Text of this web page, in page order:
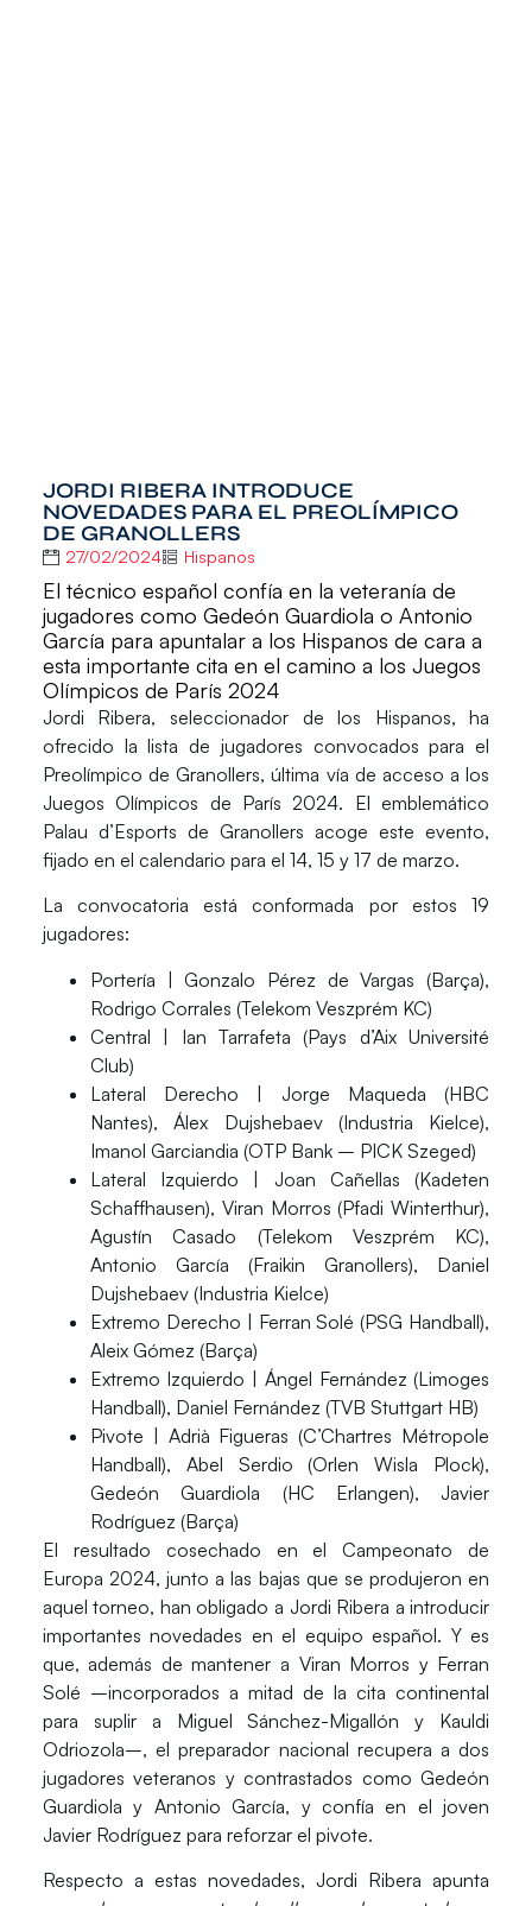
JORDI RIBERA INTRODUCE
NOVEDADES PARA EL PREOLÍMPICO
DE GRANOLLERS
27/02/2024 Hispanos
El técnico español confía en la veteranía de
jugadores como Gedeón Guardiola o Antonio
García para apuntalar a los Hispanos de cara a
esta importante cita en el camino a los Juegos
Olímpicos de París 2024
Jordi Ribera, seleccionador de los Hispanos, ha
ofrecido la lista de jugadores convocados para el
Preolímpico de Granollers, última vía de acceso a los
Juegos Olímpicos de París 2024. El emblemático
Palau d’Esports de Granollers acoge este evento,
fijado en el calendario para el 14, 15 y 17 de marzo.
La convocatoria está conformada por estos 19
jugadores:
Portería |Gonzalo Pérez de Vargas (Barça),
Rodrigo Corrales (Telekom Veszprém KC)
Central | Ian Tarrafeta (Pays d’Aix Université
Club)
Lateral Derecho | Jorge Maqueda (HBC
Nantes),Álex Dujshebaev(Industria Kielce),
Imanol Garciandia (OTP Bank – PICK Szeged)
Lateral Izquierdo | Joan Cañellas (Kadeten
Schaffhausen), Viran Morros (Pfadi Winterthur),
Agustín Casado (Telekom Veszprém KC),
Antonio García (Fraikin Granollers), Daniel
Dujshebaev(Industria Kielce)
Extremo Derecho | Ferran Solé (PSG Handball),
Aleix Gómez (Barça)
Extremo Izquierdo | Ángel Fernández (Limoges
Handball), Daniel Fernández (TVB Stuttgart HB)
Pivote | Adrià Figueras (C’Chartres Métropole
Handball), Abel Serdio (Orlen Wisla Plock),
Gedeón Guardiola (HC Erlangen),Javier
Rodríguez (Barça)
El resultado cosechado en elCampeonato de
Europa 2024, junto a las bajas que se produjeron en
aquel torneo, han obligado a Jordi Ribera a introducir
importantes novedades en el equipo español. Y es
que, además de mantener a Viran Morros y Ferran
Solé –incorporados a mitad de la cita continental
para suplir a Miguel Sánchez-Migallón y Kauldi
Odriozola–, el preparador nacional recupera a dos
jugadores veteranos y contrastados como Gedeón
Guardiola y Antonio García, y confía en el joven
Javier Rodríguez para reforzar el pivote.
Respecto a estas novedades, Jordi Ribera apunta